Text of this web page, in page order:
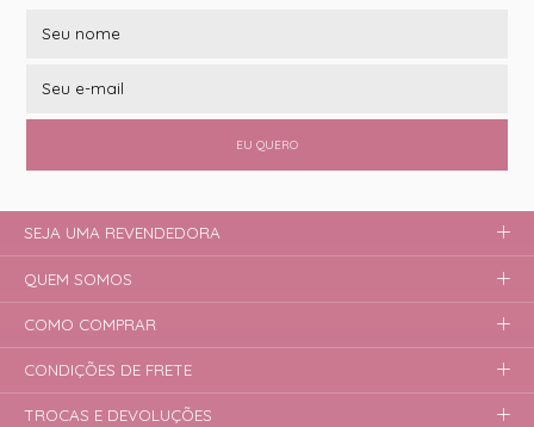
EU QUERO
SEJA UMA REVENDEDORA
QUEM SOMOS
COMO COMPRAR
CONDIÇÕES DE FRETE
TROCAS E DEVOLUÇÕES